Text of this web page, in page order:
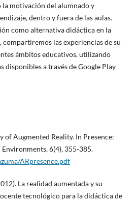
motivación del alumnado y
dentro y fuera de las aulas.
como alternativa didáctica en la
compartiremos las experiencias de su
ámbitos educativos, utilizando
disponibles a través de Google Play
of Augmented Reality. In Presence:
6(4), 355-385.
ARpresence.pdf
La realidad aumentada y su
tecnológico para la didáctica de